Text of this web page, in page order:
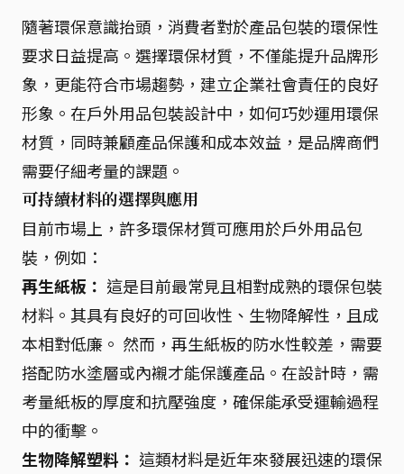
隨著環保意識抬頭，消費者對於產品包裝的環保性
要求日益提高。選擇環保材質，不僅能提升品牌形
象，更能符合市場趨勢，建立企業社會責任的良好
形象。在戶外用品包裝設計中，如何巧妙運用環保
材質，同時兼顧產品保護和成本效益，是品牌商們
需要仔細考量的課題。
可持續材料的選擇與應用
目前市場上，許多環保材質可應用於戶外用品包
裝，例如：
再生紙板： 這是目前最常見且相對成熟的環保包裝
材料。其具有良好的可回收性、生物降解性，且成
本相對低廉。 然而，再生紙板的防水性較差，需要
搭配防水塗層或內襯才能保護產品。在設計時，需
考量紙板的厚度和抗壓強度，確保能承受運輸過程
中的衝擊。
生物降解塑料： 這類材料是近年來發展迅速的環保